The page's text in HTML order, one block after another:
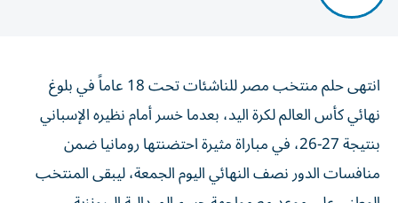
انتهى حلم منتخب مصر للناشئات تحت 18 عاماً في بلوغ
نهائي كأس العالم لكرة اليد، بعدما خسر أمام نظيره الإسباني
بنتيجة 27-26، في مباراة مثيرة احتضنتها رومانيا ضمن
منافسات الدور نصف النهائي اليوم الجمعة، ليبقى المنتخب
الوطني على موعد مع مواجهة حسم الميدالية البرونزية.